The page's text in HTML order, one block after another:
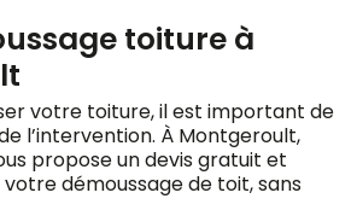
toiture à
votre toiture, il est important de
l’intervention. À Montgeroult,
propose un devis gratuit et
démoussage de toit, sans